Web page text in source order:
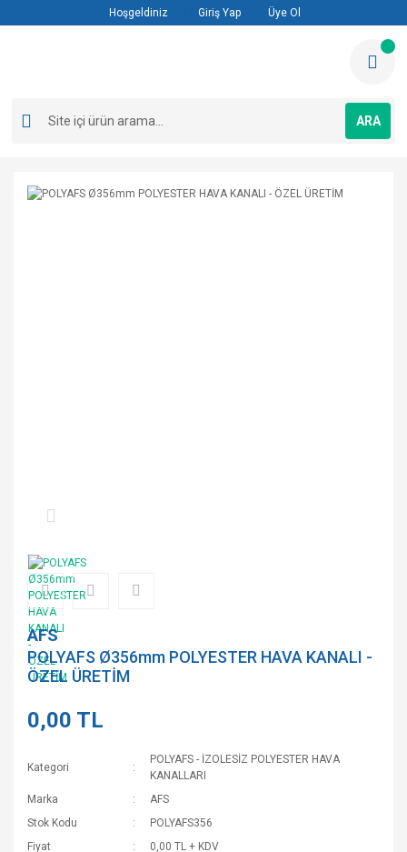
Hoşgeldiniz Giriş Yap Üye Ol
ARA
AFS
POLYAFS Ø356mm POLYESTER HAVA KANALI -
ÖZEL ÜRETİM
0,00 TL
Kategori
POLYAFS - İZOLESİZ POLYESTER HAVA
KANALLARI
Marka
AFS
Stok Kodu
POLYAFS356
Fiyat
0,00 TL + KDV